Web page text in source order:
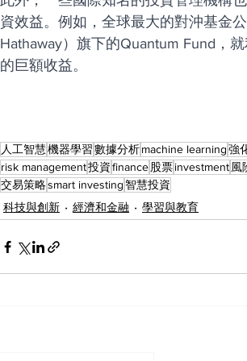
資效益。例如，全球最大的對沖基金
Hathaway）旗下的Quantum Fund，
的巨額收益。
人工智慧機器學習數據分析machine learning強
risk management投資finance股票investment風
交易策略smart investing智慧投資
科技與創新
經濟和金融 學習與教育